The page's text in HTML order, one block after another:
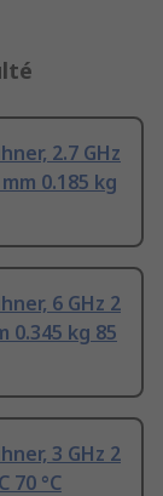
2.7 GHz
0.185 kg
6 GHz 2
0.345 kg 85
3 GHz 2
70 °C